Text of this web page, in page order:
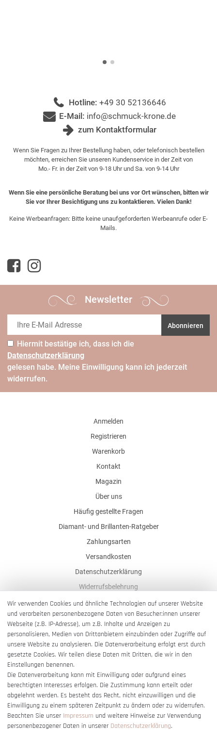
Hotline: +49 30 52136646
E-Mail: info@schmuck-krone.de
zum Kontaktformular
Wenn Sie Fragen zu Ihrer Bestellung haben, oder telefonisch bestellen
möchten, erreichen Sie unseren Kundenservice in der Zeit von
Mo.- Fr. in der Zeit von 9-18 Uhr und Sa. von 9-14 Uhr
Wenn Sie eine persönliche Beratung bei uns vor Ort wünschen, bitten wir
Sie vor Ihrer Besichtigung uns zu kontaktieren. Vielen Dank!
Keine Werbeanfragen: Bitte keine unaufgeforderten Werbeanrufe oder E-
Mails.
Newsletter
Abonnieren
Hiermit bestätige ich, dass ich die
Daten­schutz­erklärung
gelesen habe. Meine Einwilligung kann ich jederzeit
widerrufen.
Anmelden
Registrieren
Warenkorb
Kontakt
Magazin
Über uns
Häufig gestellte Fragen
Diamant- und Brillanten-Ratgeber
Zahlungsarten
Versandkosten
Datenschutzerklärung
Widerrufsbelehrung
AGB
Impressum
Barrierefreiheitserklärung
Vertrag widerrufen
Wir verwenden Cookies und ähnliche Technologien auf unserer Website
und verarbeiten personenbezogene Daten von Besucher:innen unserer
Webseite (z.B. IP-Adresse), um z.B. Inhalte und Anzeigen zu
personalisieren, Medien von Drittanbietern einzubinden oder Zugriffe auf
unsere Website zu analysieren. Die Datenverarbeitung erfolgt erst durch
gesetzte Cookies. Wir teilen diese Daten mit Dritten, die wir in den
Einstellungen benennen.
Die Datenverarbeitung kann mit Einwilligung oder aufgrund eines
berechtigten Interesses erfolgen. Die Zustimmung kann erteilt oder
abgelehnt werden. Es besteht das Recht, nicht einzuwilligen und die
Einwilligung zu einem späteren Zeitpunkt zu ändern oder zu widerrufen.
Beachten Sie unser Impressum und weitere Hinweise zur Verwendung
personenbezogener Daten in unserer Daten­schutz­erklärung.